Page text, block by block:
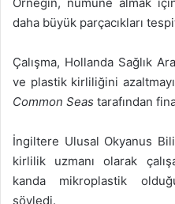
daha büyük parçacıkları
Çalışma, Hollanda Sağlık
ve plastik kirliliğini
Common Seas tarafından
İngiltere Ulusal Okyanus
kirlilik uzmanı olarak
kanda mikroplastik
söyledi.